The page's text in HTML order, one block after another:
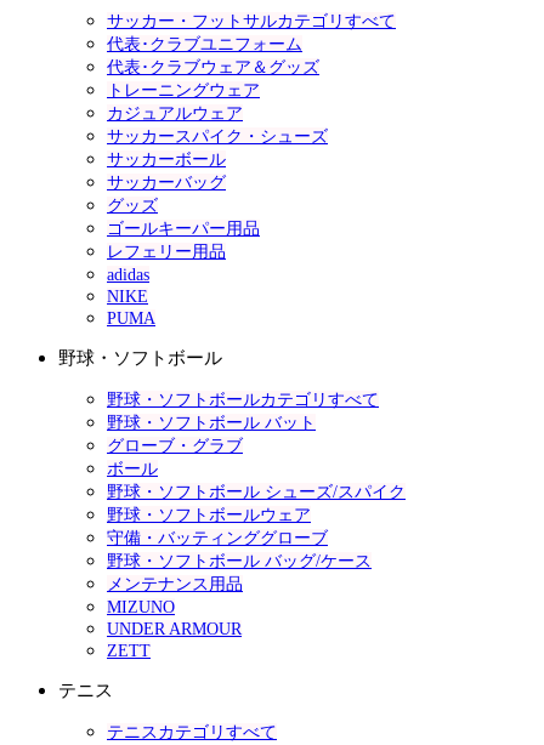
サッカー・フットサルカテゴリすべて
代表･クラブユニフォーム
代表･クラブウェア＆グッズ
トレーニングウェア
カジュアルウェア
サッカースパイク・シューズ
サッカーボール
サッカーバッグ
グッズ
ゴールキーパー用品
レフェリー用品
adidas
NIKE
PUMA
野球・ソフトボール
野球・ソフトボールカテゴリすべて
野球・ソフトボール バット
グローブ・グラブ
ボール
野球・ソフトボール シューズ/スパイク
野球・ソフトボールウェア
守備・バッティンググローブ
野球・ソフトボール バッグ/ケース
メンテナンス用品
MIZUNO
UNDER ARMOUR
ZETT
テニス
テニスカテゴリすべて